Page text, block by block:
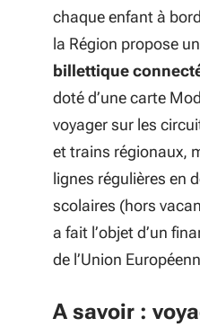
chaque enfant à
la Région propose un
billettique
doté d’une carte
voyager sur les
et trains régionaux,
lignes régulières en
scolaires (hors
a fait l’objet d’un
de l’Union
A savoir :